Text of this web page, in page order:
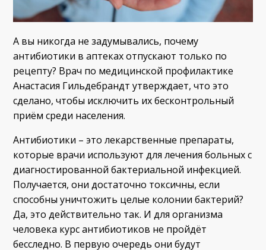
А вы никогда не задумывались, почему
антибиотики в аптеках отпускают только по
рецепту? Врач по медицинской профилактике
Анастасия Гильдебрандт утверждает, что это
сделано, чтобы исключить их бесконтрольный
приём среди населения.
Антибиотики – это лекарственные препараты,
которые врачи используют для лечения больных с
диагностированной бактериальной инфекцией.
Получается, они достаточно токсичны, если
способны уничтожить целые колонии бактерий?
Да, это действительно так. И для организма
человека курс антибиотиков не пройдёт
бесследно. В первую очередь они будут